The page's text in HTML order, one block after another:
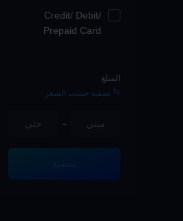
Credit/ Debit/
Prepaid Card
المبلغ
تصفية حسب السعر
-